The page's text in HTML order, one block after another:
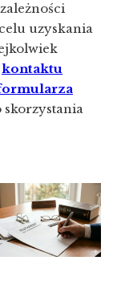
uzyskania
kontaktu
skorzystania